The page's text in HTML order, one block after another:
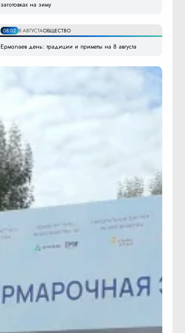
заготовках на зиму
08:02 8 АВГУСТАОБЩЕСТВО
Ермолаев день: традиции и приметы на 8 августа